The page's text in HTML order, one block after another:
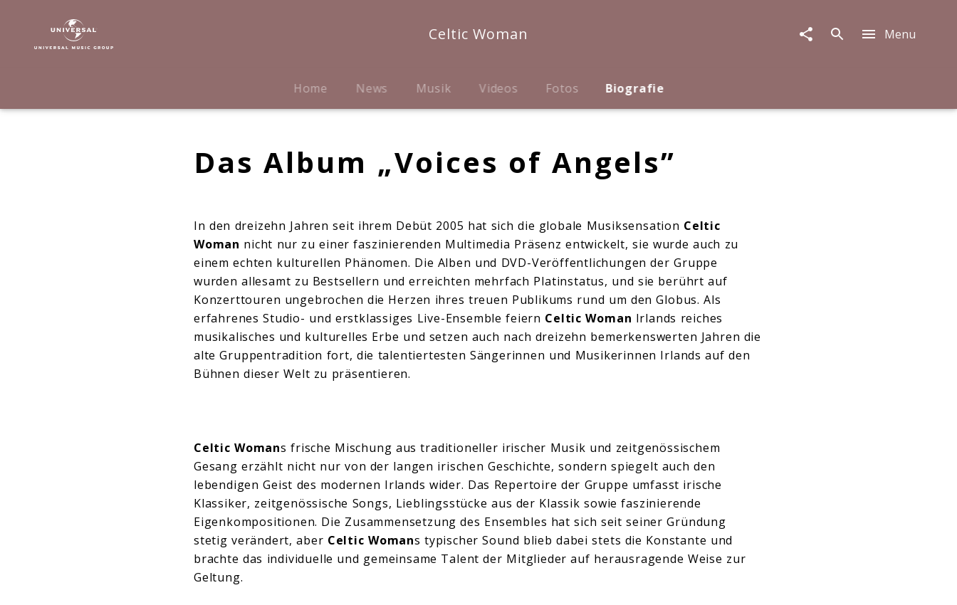
Celtic Woman Menu
Home News Musik Videos Fotos Biografie
Das Album „Voices of Angels”
In den dreizehn Jahren seit ihrem Debüt 2005 hat sich die globale Musiksensation Celtic
Woman nicht nur zu einer faszinierenden Multimedia Präsenz entwickelt, sie wurde auch zu
einem echten kulturellen Phänomen. Die Alben und DVD-Veröffentlichungen der Gruppe
wurden allesamt zu Bestsellern und erreichten mehrfach Platinstatus, und sie berührt auf
Konzerttouren ungebrochen die Herzen ihres treuen Publikums rund um den Globus. Als
erfahrenes Studio- und erstklassiges Live-Ensemble feiern Celtic Woman Irlands reiches
musikalisches und kulturelles Erbe und setzen auch nach dreizehn bemerkenswerten Jahren die
alte Gruppentradition fort, die talentiertesten Sängerinnen und Musikerinnen Irlands auf den
Bühnen dieser Welt zu präsentieren.
Celtic Womans frische Mischung aus traditioneller irischer Musik und zeitgenössischem
Gesang erzählt nicht nur von der langen irischen Geschichte, sondern spiegelt auch den
lebendigen Geist des modernen Irlands wider. Das Repertoire der Gruppe umfasst irische
Klassiker, zeitgenössische Songs, Lieblingsstücke aus der Klassik sowie faszinierende
Eigenkompositionen. Die Zusammensetzung des Ensembles hat sich seit seiner Gründung
stetig verändert, aber Celtic Womans typischer Sound blieb dabei stets die Konstante und
brachte das individuelle und gemeinsame Talent der Mitglieder auf herausragende Weise zur
Geltung.